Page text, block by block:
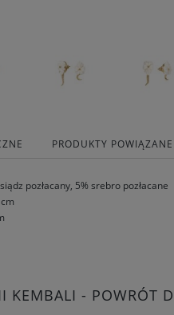
PRODUKTY POWIĄZANE
pozłacany, 5% srebro pozłacane
KEMBALI - POWRÓT